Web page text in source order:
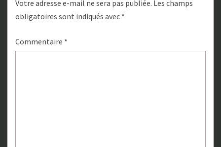
Votre adresse e-mail ne sera pas publiée. Les champs
obligatoires sont indiqués avec *
Commentaire *